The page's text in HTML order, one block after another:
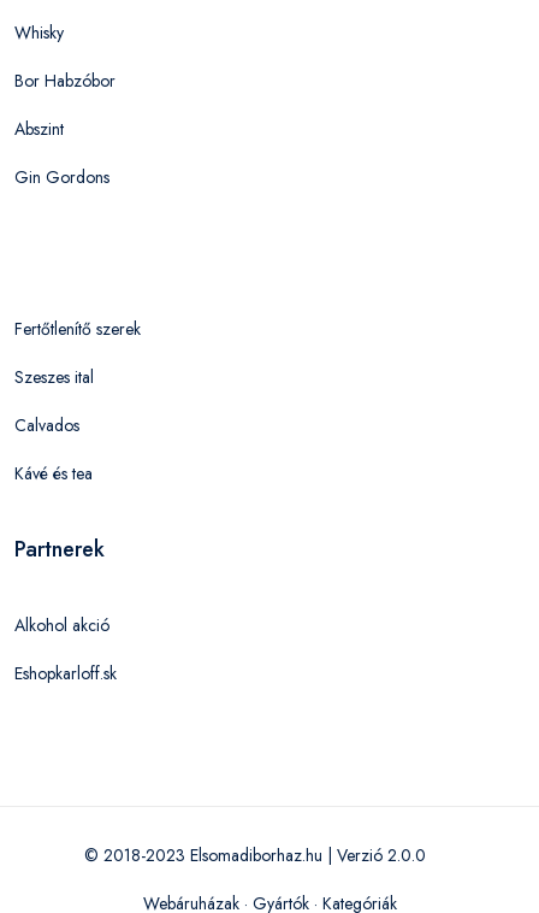
Whisky
Bor Habzóbor
Abszint
Gin Gordons
Fertőtlenítő szerek
Szeszes ital
Calvados
Kávé és tea
Partnerek
Alkohol akció
Eshopkarloff.sk
© 2018-2023 Elsomadiborhaz.hu | Verzió 2.0.0
Webáruházak· Gyártók· Kategóriák